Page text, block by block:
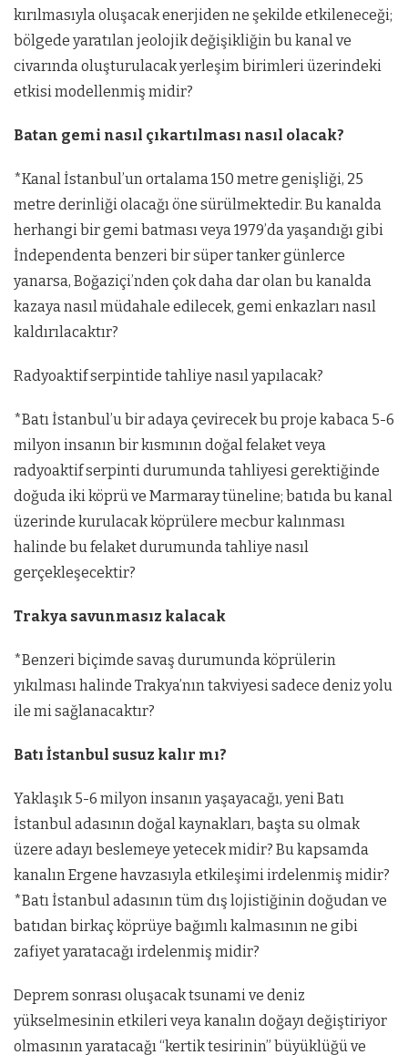
kırılmasıyla oluşacak enerjiden ne şekilde etkileneceği;
bölgede yaratılan jeolojik değişikliğin bu kanal ve
civarında oluşturulacak yerleşim birimleri üzerindeki
etkisi modellenmiş midir?
Batan gemi nasıl çıkartılması nasıl olacak?
*Kanal İstanbul’un ortalama 150 metre genişliği, 25
metre derinliği olacağı öne sürülmektedir. Bu kanalda
herhangi bir gemi batması veya 1979’da yaşandığı gibi
İndependenta benzeri bir süper tanker günlerce
yanarsa, Boğaziçi’nden çok daha dar olan bu kanalda
kazaya nasıl müdahale edilecek, gemi enkazları nasıl
kaldırılacaktır?
Radyoaktif serpintide tahliye nasıl yapılacak?
*Batı İstanbul’u bir adaya çevirecek bu proje kabaca 5-6
milyon insanın bir kısmının doğal felaket veya
radyoaktif serpinti durumunda tahliyesi gerektiğinde
doğuda iki köprü ve Marmaray tüneline; batıda bu kanal
üzerinde kurulacak köprülere mecbur kalınması
halinde bu felaket durumunda tahliye nasıl
gerçekleşecektir?
Trakya savunmasız kalacak
*Benzeri biçimde savaş durumunda köprülerin
yıkılması halinde Trakya’nın takviyesi sadece deniz yolu
ile mi sağlanacaktır?
Batı İstanbul susuz kalır mı?
Yaklaşık 5-6 milyon insanın yaşayacağı, yeni Batı
İstanbul adasının doğal kaynakları, başta su olmak
üzere adayı beslemeye yetecek midir? Bu kapsamda
kanalın Ergene havzasıyla etkileşimi irdelenmiş midir?
*Batı İstanbul adasının tüm dış lojistiğinin doğudan ve
batıdan birkaç köprüye bağımlı kalmasının ne gibi
zafiyet yaratacağı irdelenmiş midir?
Deprem sonrası oluşacak tsunami ve deniz
yükselmesinin etkileri veya kanalın doğayı değiştiriyor
olmasının yaratacağı “kertik tesirinin” büyüklüğü ve